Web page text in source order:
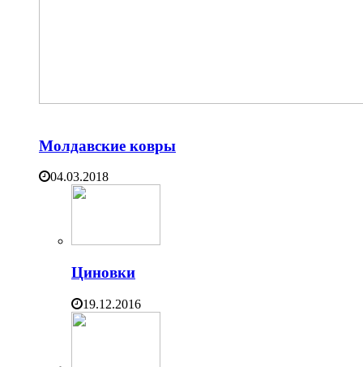
Молдавские ковры
04.03.2018
Циновки
19.12.2016